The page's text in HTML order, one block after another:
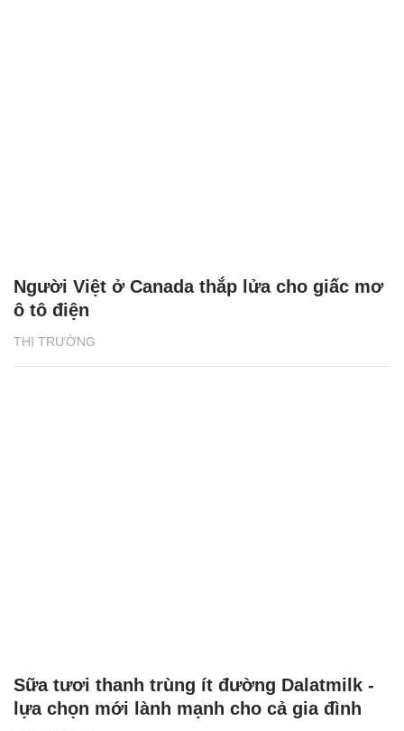
THỊ TRƯỜNG
Người Việt ở Canada thắp lửa cho giấc mơ
ô tô điện
Sữa tươi thanh trùng ít đường Dalatmilk -
lựa chọn mới lành mạnh cho cả gia đình